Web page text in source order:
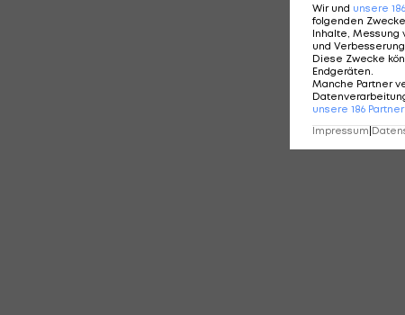
Wir und unsere 186
folgenden Zwecke
Inhalte, Messung
und
Diese Zwecke
Endgeräten
Manche Partner
unsere 186 Partner
Impressum|